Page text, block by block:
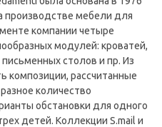
00-12
21:00
производстве мебели для
компании четыре
модулей: кроватей,
столов и пр. Из
композиции, рассчитанные
количество
обстановки для одного
детей. Коллекции S.mail и